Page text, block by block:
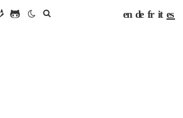
en de fr it es